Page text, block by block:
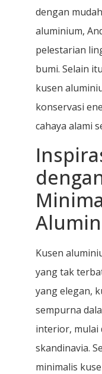
dengan
aluminium,
pelestarian
bumi. Selain
kusen
konservasi
cahaya alami
Kusen
yang tak
yang elegan,
sempurna
interior, mulai
skandinavia.
minimalis